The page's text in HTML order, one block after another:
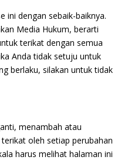
ini dengan sebaik-baiknya.
Media Hukum, berarti
terikat dengan semua
Anda tidak setuju untuk
berlaku, silakan untuk tidak
menambah atau
oleh setiap perubahan
harus melihat halaman ini